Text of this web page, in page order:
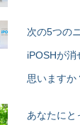
次の5つの
iPOSHが消
思いますか
あなたにと